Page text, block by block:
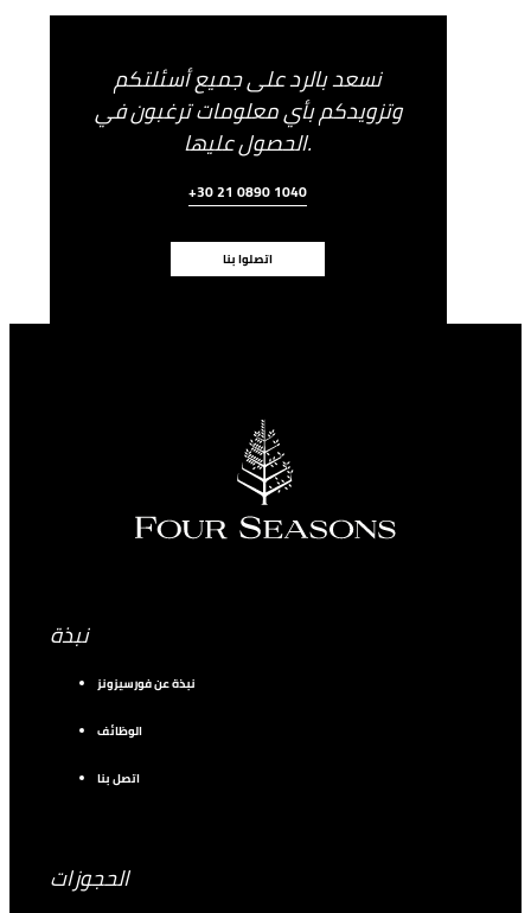
نسعد بالرد على جميع أسئلتكم
وتزويدكم بأي معلومات ترغبون في
الحصول عليها.
+30 21 0890 1040
اتصلوا بنا
نبذة
نبذة عن فورسيزونز
الوظائف
اتصل بنا
الحجوزات